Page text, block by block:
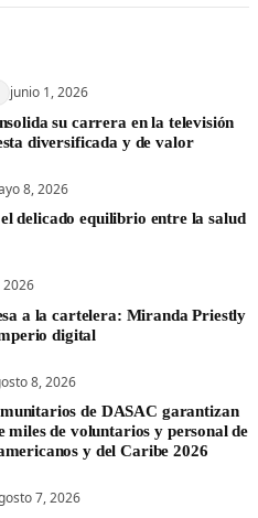
junio 1, 2026
su carrera en la televisión
diversificada y de valor
8, 2026
delicado equilibrio entre la salud
2026
a la cartelera: Miranda Priestly
digital
8, 2026
de DASAC garantizan
miles de voluntarios y personal de
y del Caribe 2026
7, 2026